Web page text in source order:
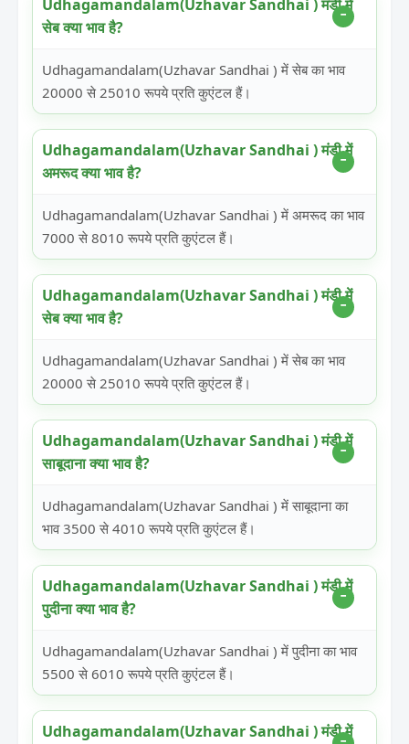
Udhagamandalam(Uzhavar Sandhai ) मंडी में
सेब क्या भाव है?
Udhagamandalam(Uzhavar Sandhai ) में सेब का भाव
20000 से 25010 रूपये प्रति कुएंटल हैं।
Udhagamandalam(Uzhavar Sandhai ) मंडी में
अमरूद क्या भाव है?
Udhagamandalam(Uzhavar Sandhai ) में अमरूद का भाव
7000 से 8010 रूपये प्रति कुएंटल हैं।
Udhagamandalam(Uzhavar Sandhai ) मंडी में
सेब क्या भाव है?
Udhagamandalam(Uzhavar Sandhai ) में सेब का भाव
20000 से 25010 रूपये प्रति कुएंटल हैं।
Udhagamandalam(Uzhavar Sandhai ) मंडी में
साबूदाना क्या भाव है?
Udhagamandalam(Uzhavar Sandhai ) में साबूदाना का
भाव 3500 से 4010 रूपये प्रति कुएंटल हैं।
Udhagamandalam(Uzhavar Sandhai ) मंडी में
पुदीना क्या भाव है?
Udhagamandalam(Uzhavar Sandhai ) में पुदीना का भाव
5500 से 6010 रूपये प्रति कुएंटल हैं।
Udhagamandalam(Uzhavar Sandhai ) मंडी में